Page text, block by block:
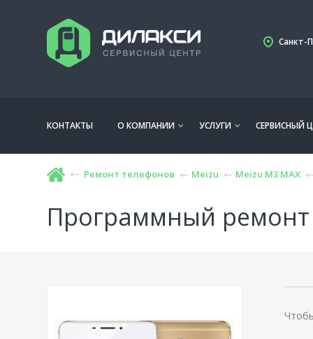
Санкт-
КОНТАКТЫ О КОМПАНИИ УСЛУГИ СЕРВИСНЫЙ
Ремонт телефонов Meizu Meizu M3 MAX
Программный ремонт